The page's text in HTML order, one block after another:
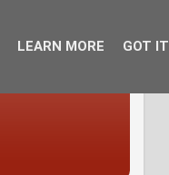
LEARN MORE GOT IT